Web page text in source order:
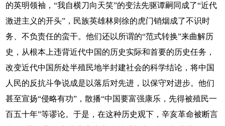
的英明领袖，“我自横刀向天笑”的变法先驱谭嗣同成了“近代
激进主义的开头”，民族英雄林则徐的虎门销烟成了不识时
务、不负责任的蛮干。他们还以所谓的“范式转换”来曲解历
史，从根本上违背近代中国的历史实际和首要的历史任务，
改变近代中国所处半殖民地半封建社会的科学结论，将中国
人民的反抗斗争说成是以落后对先进，以保守对进步。他们
甚至宣扬“侵略有功”，散播“中国要富强康乐，先得被殖民一
百五十年”等谬论。于是，在这种历史观下，辛亥革命被断言